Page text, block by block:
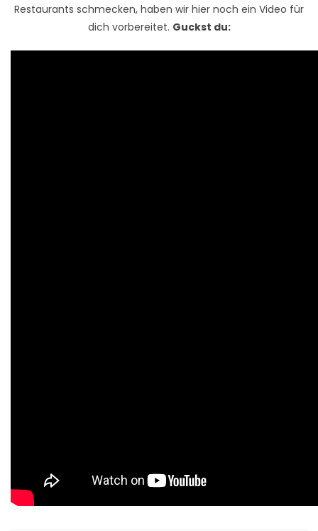
Restaurants schmecken, haben wir hier noch ein Video für
dich vorbereitet. Guckst du: